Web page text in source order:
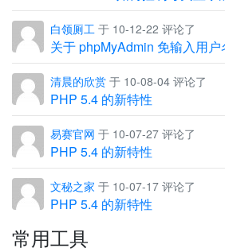
白领厕工 于 10-12-22 评论了
清晨的欣赏 于 10-08-04 评论了
PHP 5.4 的新特性
易赛官网 于 10-07-27 评论了
PHP 5.4 的新特性
文秘之家 于 10-07-17 评论了
PHP 5.4 的新特性
常用工具